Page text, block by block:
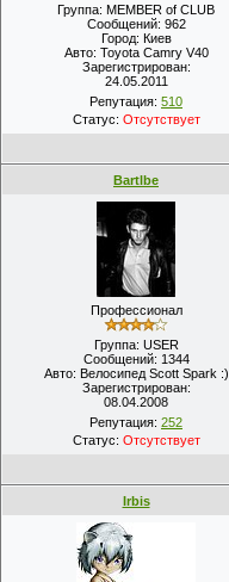
Группа: MEMBER of CLUB
Сообщений: 962
Город: Киев
Авто: Toyota Camry V40
Зарегистрирован:
24.05.2011
Репутация: 510
Статус: Отсутствует
Bartlbe
Профессионал
Группа: USER
Сообщений: 1344
Авто: Велосипед Scott Spark :)
Зарегистрирован:
08.04.2008
Репутация: 252
Статус: Отсутствует
Irbis